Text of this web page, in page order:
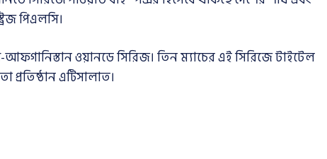
পিএলসি।
ওয়ানডে সিরিজ। তিন ম্যাচের এই সিরিজে টাইটেল
প্রতিষ্ঠান এটিসালাত।